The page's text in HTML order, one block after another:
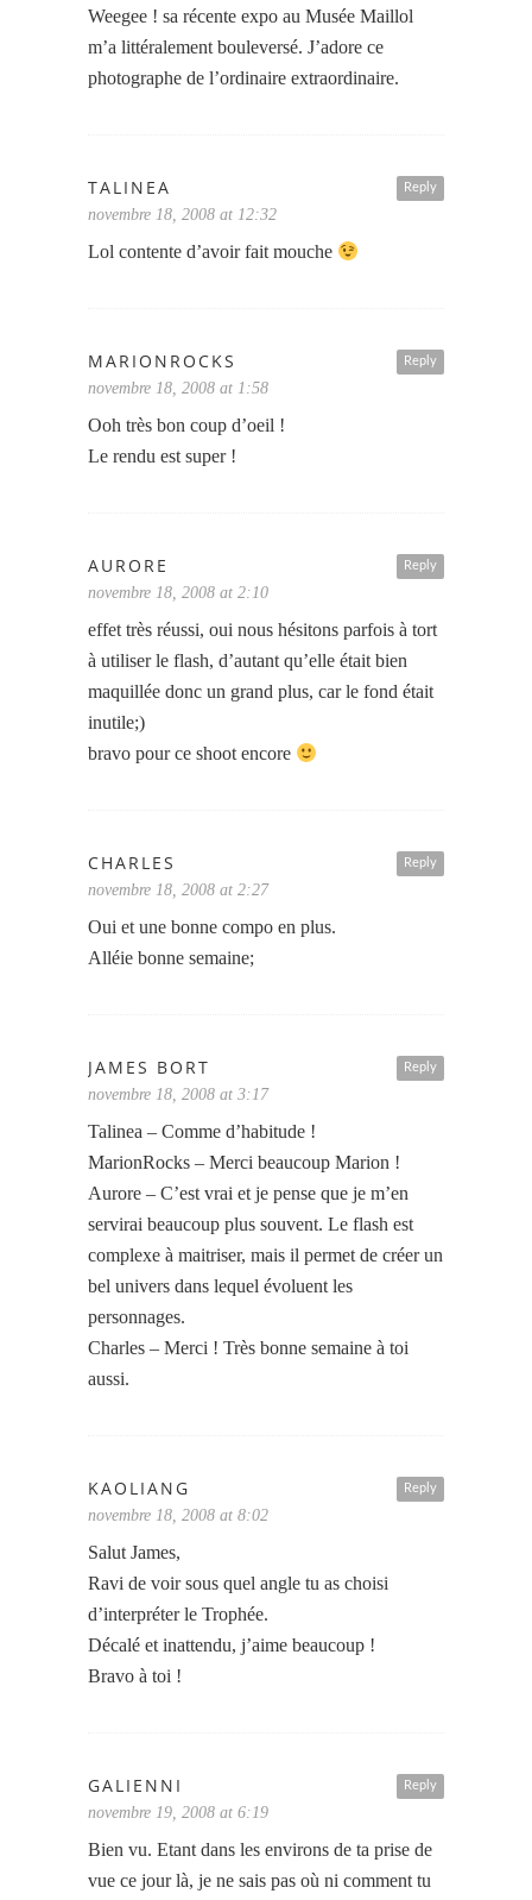
Weegee ! sa récente expo au Musée Maillol
m’a littéralement bouleversé. J’adore ce
photographe de l’ordinaire extraordinaire.
Reply
TALINEA
novembre 18, 2008 at 12:32
Lol contente d’avoir fait mouche
Reply
MARIONROCKS
novembre 18, 2008 at 1:58
Ooh très bon coup d’oeil !
Le rendu est super !
Reply
AURORE
novembre 18, 2008 at 2:10
effet très réussi, oui nous hésitons parfois à tort
à utiliser le flash, d’autant qu’elle était bien
maquillée donc un grand plus, car le fond était
inutile;)
bravo pour ce shoot encore
Reply
CHARLES
novembre 18, 2008 at 2:27
Oui et une bonne compo en plus.
Alléie bonne semaine;
Reply
JAMES BORT
novembre 18, 2008 at 3:17
Talinea – Comme d’habitude !
MarionRocks – Merci beaucoup Marion !
Aurore – C’est vrai et je pense que je m’en
servirai beaucoup plus souvent. Le flash est
complexe à maitriser, mais il permet de créer un
bel univers dans lequel évoluent les
personnages.
Charles – Merci ! Très bonne semaine à toi
aussi.
Reply
KAOLIANG
novembre 18, 2008 at 8:02
Salut James,
Ravi de voir sous quel angle tu as choisi
d’interpréter le Trophée.
Décalé et inattendu, j’aime beaucoup !
Bravo à toi !
Reply
GALIENNI
novembre 19, 2008 at 6:19
Bien vu. Etant dans les environs de ta prise de
vue ce jour là, je ne sais pas où ni comment tu